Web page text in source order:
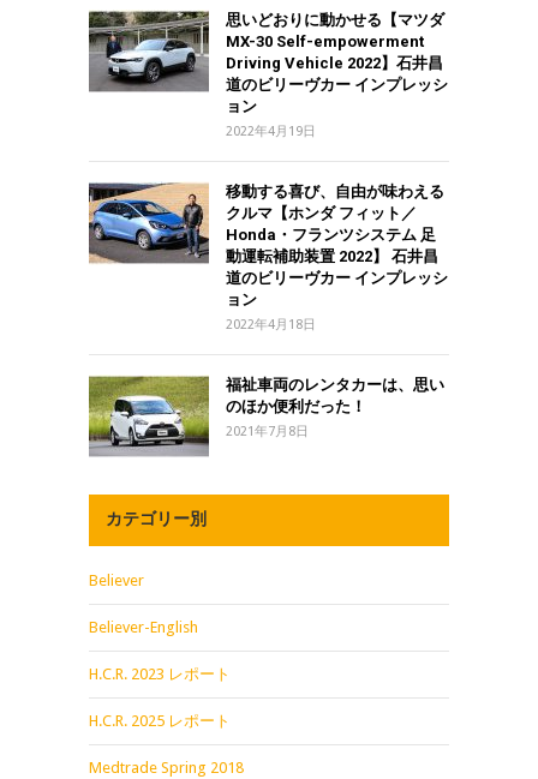
思いどおりに動かせる【マツダ
MX-30 Self-empowerment
Driving Vehicle 2022】石井昌
道のビリーヴカー インプレッシ
ョン
2022年4月19日
移動する喜び、自由が味わえる
クルマ【ホンダ フィット／
Honda・フランツシステム 足
動運転補助装置 2022】 石井昌
道のビリーヴカー インプレッシ
ョン
2022年4月18日
福祉車両のレンタカーは、思い
のほか便利だった！
2021年7月8日
カテゴリー別
Believer
Believer-English
H.C.R. 2023 レポート
H.C.R. 2025 レポート
Medtrade Spring 2018